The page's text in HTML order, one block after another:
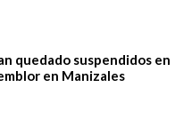
quedado suspendidos en
en Manizales